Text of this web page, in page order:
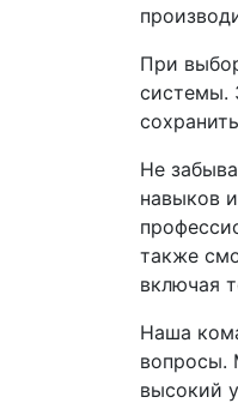
При
системы.
Не
навыков
также
включая
Наша
вопросы.
высокий